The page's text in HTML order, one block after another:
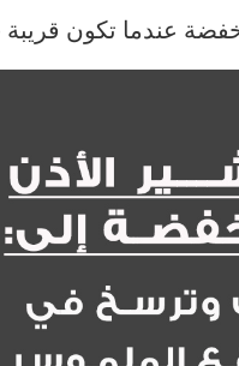
عندما تكون